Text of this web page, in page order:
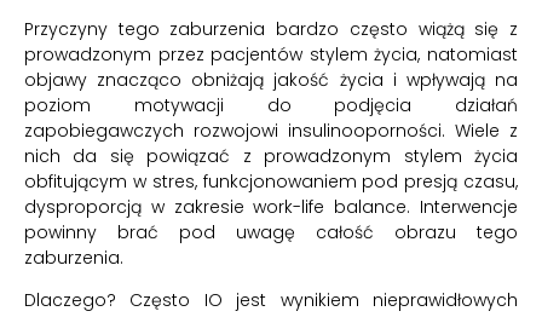
Przyczyny tego zaburzenia bardzo często wiążą się z
prowadzonym przez pacjentów stylem życia, natomiast
objawy znacząco obniżają jakość życia i wpływają na
poziom motywacji do podjęcia działań
zapobiegawczych rozwojowi insulinooporności. Wiele z
nich da się powiązać z prowadzonym stylem życia
obfitującym w stres, funkcjonowaniem pod presją czasu,
dysproporcją w zakresie work-life balance. Interwencje
powinny brać pod uwagę całość obrazu tego
zaburzenia.
Dlaczego? Często IO jest wynikiem nieprawidłowych